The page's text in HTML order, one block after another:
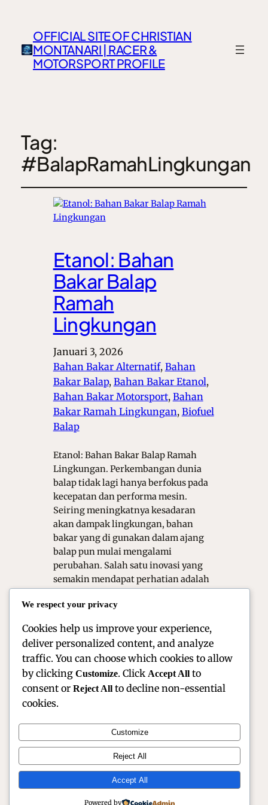
OFFICIAL SITE OF CHRISTIAN
MONTANARI | RACER &
MOTORSPORT PROFILE
Tag:
#BalapRamahLingkungan
Etanol: Bahan
Bakar Balap
Ramah
Lingkungan
Januari 3, 2026
Bahan Bakar Alternatif, Bahan
Bakar Balap, Bahan Bakar Etanol ,
Bahan Bakar Motorsport, Bahan
Bakar Ramah Lingkungan, Biofuel
Balap
Etanol: Bahan Bakar Balap Ramah
Lingkungan. Perkembangan dunia
balap tidak lagi hanya berfokus pada
kecepatan dan performa mesin.
Seiring meningkatnya kesadaran
akan dampak lingkungan, bahan
bakar yang di gunakan dalam ajang
balap pun mulai mengalami
perubahan. Salah satu inovasi yang
semakin mendapat perhatian adalah
mampu menghadirkan performa
Official Site of Christian Montanari | Racer &
Motorsport Profile
We respect your privacy
Cookies help us improve your experience,
deliver personalized content, and analyze
traffic. You can choose which cookies to allow
by clicking Customize. Click Accept All to
consent or Reject All to decline non-essential
cookies.
Customize
Reject All
Accept All
Powered by